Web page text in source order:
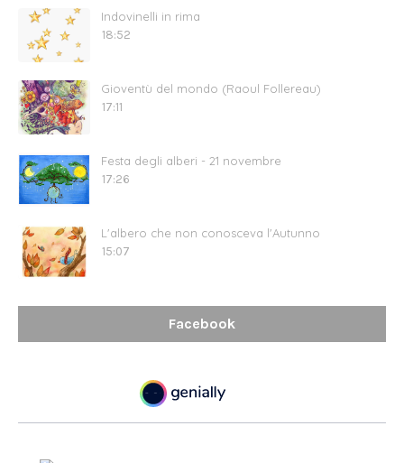
Indovinelli in rima
18:52
Gioventù del mondo (Raoul Follereau)
17:11
Festa degli alberi - 21 novembre
17:26
L'albero che non conosceva l'Autunno
15:07
Facebook